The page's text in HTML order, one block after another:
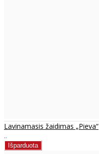
Lavinamasis žaidimas „Pieva“
..